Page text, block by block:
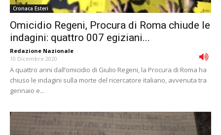
Cronaca Esteri
Omicidio Regeni, Procura di Roma chiude le
indagini: quattro 007 egiziani...
Redazione Nazionale -
10 Dicembre 2020
A quattro anni dall’omicidio di Giulio Regeni, la Procura di Roma ha
chiuso le indagini sulla morte del ricercatore italiano, avvenuta tra
gennaio e...